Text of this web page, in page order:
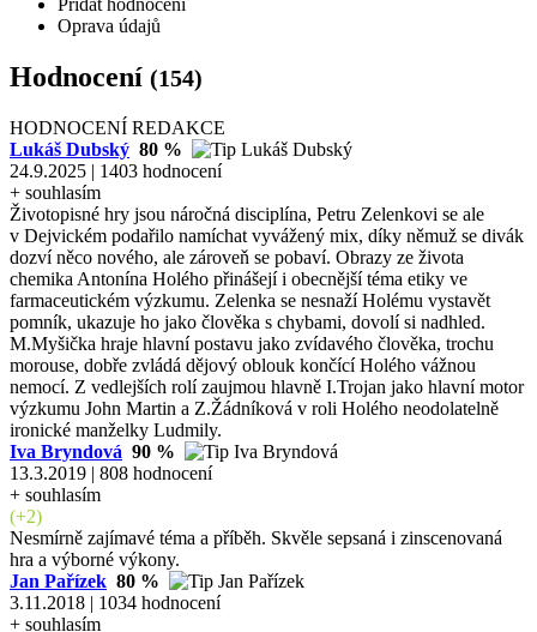
Oprava údajů
Hodnocení (154)
HODNOCENÍ REDAKCE
Lukáš Dubský 80 %
24.9.2025 | 1403 hodnocení
+ souhlasím
Životopisné hry jsou náročná disciplína, Petru Zelenkovi se ale
v Dejvickém podařilo namíchat vyvážený mix, díky němuž se divák
dozví něco nového, ale zároveň se pobaví. Obrazy ze života
chemika Antonína Holého přinášejí i obecnější téma etiky ve
farmaceutickém výzkumu. Zelenka se nesnaží Holému vystavět
pomník, ukazuje ho jako člověka s chybami, dovolí si nadhled.
M.Myšička hraje hlavní postavu jako zvídavého člověka, trochu
morouse, dobře zvládá dějový oblouk končící Holého vážnou
nemocí. Z vedlejších rolí zaujmou hlavně I.Trojan jako hlavní motor
výzkumu John Martin a Z.Žádníková v roli Holého neodolatelně
ironické manželky Ludmily.
Iva Bryndová 90 %
13.3.2019 | 808 hodnocení
+ souhlasím
(+2)
Nesmírně zajímavé téma a příběh. Skvěle sepsaná i zinscenovaná
hra a výborné výkony.
Jan Pařízek 80 %
3.11.2018 | 1034 hodnocení
+ souhlasím